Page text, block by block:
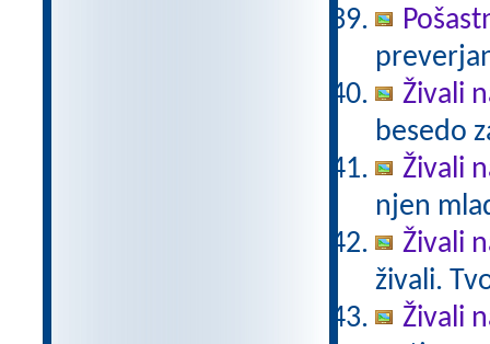
Živali
besedo
Živali
njen
Živali
živali.
Živali